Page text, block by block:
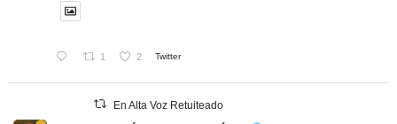
1 2 Twitter
En Alta Voz Retuiteado